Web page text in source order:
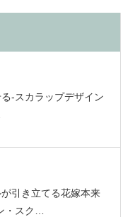
-スカラップデザイン
引き立てる花嫁本来
・スク…